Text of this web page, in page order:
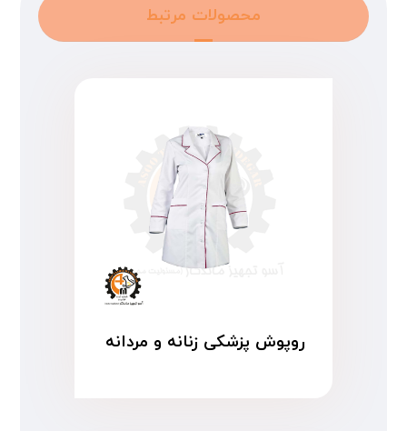
محصولات مرتبط
روپوش پزشکی زنانه و مردانه